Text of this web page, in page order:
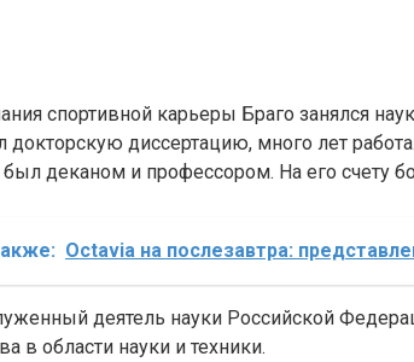
спортивной карьеры Браго занялся
докторскую диссертацию, много лет
был деканом и профессором. На его счету
Octavia на послезавтра:
деятель науки Российской
в области науки и техники.